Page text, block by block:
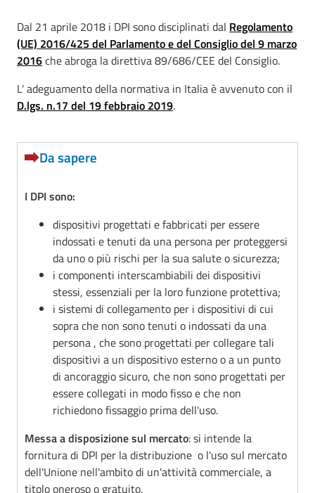
Dal 21 aprile 2018 i DPI sono disciplinati dal Regolamento
(UE) 2016/425 del Parlamento e del Consiglio del 9 marzo
2016che abroga la direttiva 89/686/CEE del Consiglio.
L' adeguamento della normativa in Italia è avvenuto con il
D.lgs. n.17 del 19 febbraio 2019.
Da sapere
I DPI sono:
dispositivi progettati e fabbricati per essere
indossati e tenuti da una persona per proteggersi
da uno o più rischi per la sua salute o sicurezza;
i componenti interscambiabili dei dispositivi
stessi, essenziali per la loro funzione protettiva;
i sistemi di collegamento per i dispositivi di cui
sopra che non sono tenuti o indossati da una
persona , che sono progettati per collegare tali
dispositivi a un dispositivo esterno o a un punto
di ancoraggio sicuro, che non sono progettati per
essere collegati in modo fisso e che non
richiedono fissaggio prima dell'uso.
Messa a disposizione sul mercato: si intende la
fornitura di DPI per la distribuzione o l'uso sul mercato
dell'Unione nell'ambito di un'attività commerciale, a
titolo oneroso o gratuito.